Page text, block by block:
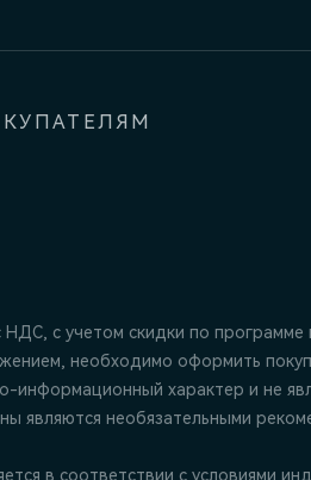
НДС, с учетом скидки по
необходимо оформить
информационный характер и не
являются необязательными
в соответствии с условиями